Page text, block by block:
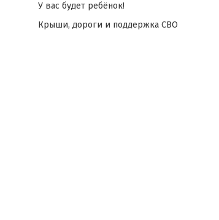
У вас будет ребёнок!
Крыши, дороги и поддержка СВО